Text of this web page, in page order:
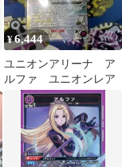
¥6,444
ユニオンアリーナ ア
ルファ ユニオンレア